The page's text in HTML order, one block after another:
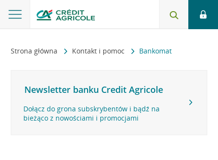
Strona główna Kontakt i pomoc Bankomat
Newsletter banku Credit Agricole
Dołącz do grona subskrybentów i bądź na
bieżąco z nowościami i promocjami